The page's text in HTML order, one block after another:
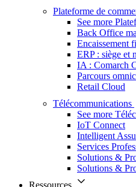
Plateforme de
See more
Back Office
Encaissement
ERP : siège et
IA : Comarch
Parcours
Retail Cloud
Télécommunications
See more
IoT Connect
Intelligent
Services
Solutions &
Solutions &
Ressources